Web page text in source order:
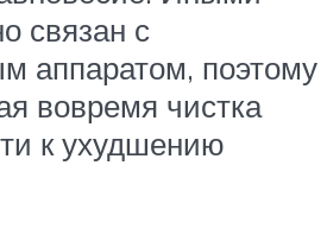
связан с
аппаратом, поэтому
вовремя чистка
к ухудшению